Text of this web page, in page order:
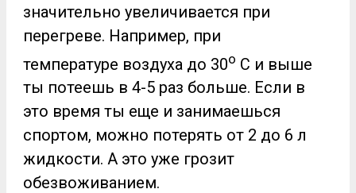
значительно увеличивается при
перегреве. Например, при
температуре воздуха до 30о С и выше
ты потеешь в 4-5 раз больше. Если в
это время ты еще и занимаешься
спортом, можно потерять от 2 до 6 л
жидкости. А это уже грозит
обезвоживанием.